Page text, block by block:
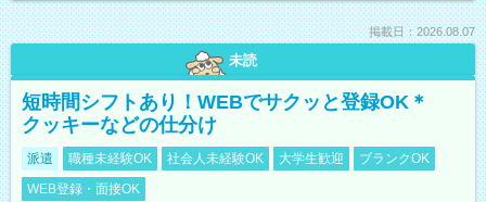
掲載日：2026.08.07
未読
短時間シフトあり！WEBでサクッと登録OK＊
クッキーなどの仕分け
派遣 職種未経験OK 社会人未経験OK 大学生歓迎
ブランクOK
WEB登録・面接OK